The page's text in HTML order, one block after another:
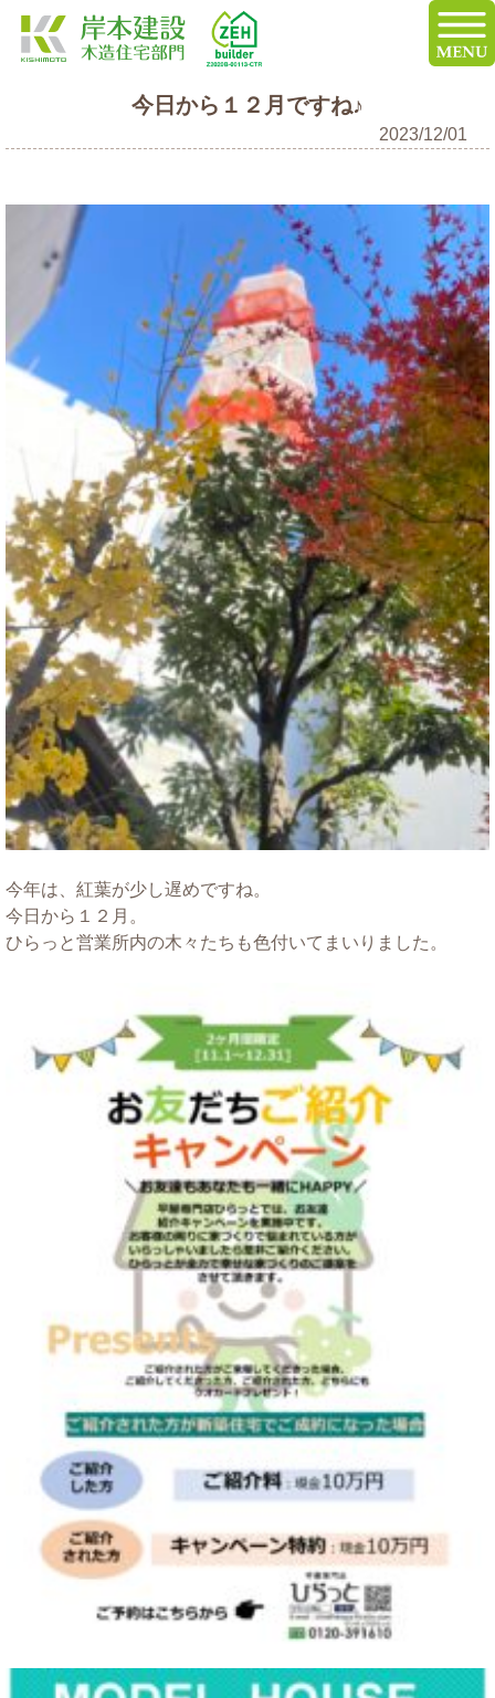
今日から１２月ですね♪
2023/12/01
今年は、紅葉が少し遅めですね。
今日から１２月。
ひらっと営業所内の木々たちも色付いてまいりました。